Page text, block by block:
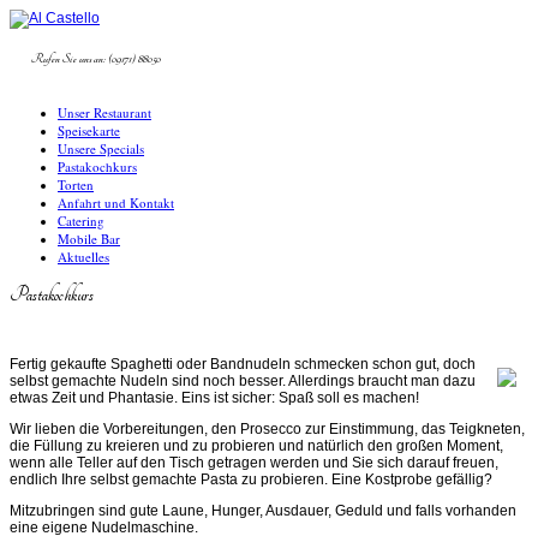
Rufen Sie uns an: (09171) 88050
Unser Restaurant
Speisekarte
Unsere Specials
Pastakochkurs
Torten
Anfahrt und Kontakt
Catering
Mobile Bar
Aktuelles
Pastakochkurs
Fertig gekaufte Spaghetti oder Bandnudeln schmecken schon gut, doch
selbst gemachte Nudeln sind noch besser. Allerdings braucht man dazu
etwas Zeit und Phantasie. Eins ist sicher: Spaß soll es machen!
Wir lieben die Vorbereitungen, den Prosecco zur Einstimmung, das Teigkneten,
die Füllung zu kreieren und zu probieren und natürlich den großen Moment,
wenn alle Teller auf den Tisch getragen werden und Sie sich darauf freuen,
endlich Ihre selbst gemachte Pasta zu probieren. Eine Kostprobe gefällig?
Mitzubringen sind gute Laune, Hunger, Ausdauer, Geduld und falls vorhanden
eine eigene Nudelmaschine.